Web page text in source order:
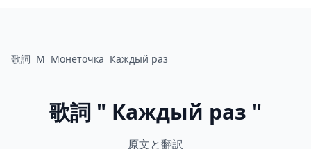
歌詞 М Монеточка Каждый раз
歌詞 " Каждый раз "
原文と翻訳